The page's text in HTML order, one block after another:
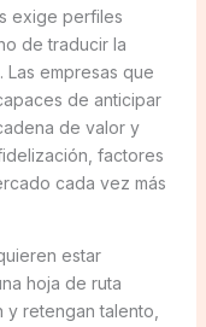
exige perfiles
de traducir la
empresas que
de anticipar
de valor y
factores
cada vez más
estar
hoja de ruta
retengan talento,